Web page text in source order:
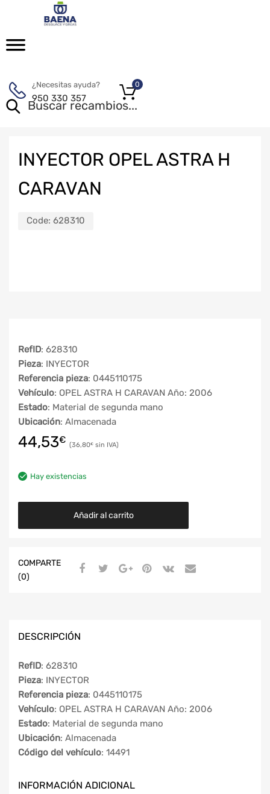
¿Necesitas ayuda?
950 330 357
0
INYECTOR OPEL ASTRA H
CARAVAN
Code: 628310
RefID: 628310
Pieza: INYECTOR
Referencia pieza: 0445110175
Vehículo: OPEL ASTRA H CARAVAN Año: 2006
Estado: Material de segunda mano
Ubicación: Almacenada
44,53€ 36,80€
Hay existencias
Añadir al carrito
COMPARTE
(0)
DESCRIPCIÓN
RefID: 628310
Pieza: INYECTOR
Referencia pieza: 0445110175
Vehículo: OPEL ASTRA H CARAVAN Año: 2006
Estado: Material de segunda mano
Ubicación: Almacenada
Código del vehículo: 14491
INFORMACIÓN ADICIONAL